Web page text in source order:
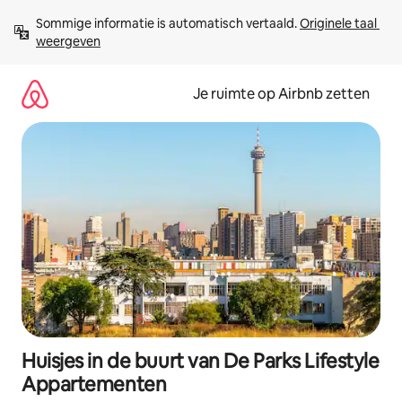
direct
naar
Sommige informatie is automatisch vertaald. Originele taal
weergeven
Je ruimte op Airbnb zetten
Huisjes in de buurt van De Parks Lifestyle
Appartementen